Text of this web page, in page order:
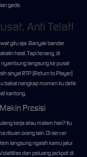
gede.
Anti Telat!
gitu aja. Banyak bandar
hasil. Tapi tenang, di
nyambung langsung ke pusat
sinyal RTP (Return to Player)
bakal nangkap momen itu detik
kantong.
Presisi
kerja atau malam hari? Itu
ribuan orang lain. Di server
langsung ngasih kamu jalur
dan peluang jackpot di